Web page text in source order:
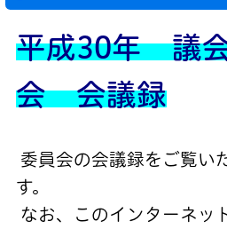
平成30年 議
会 会議録
委員会の会議録をご覧い
す。
なお、このインターネッ